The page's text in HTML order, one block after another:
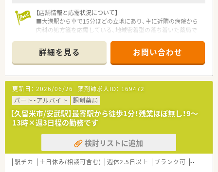
【店舗情報と応需状況について】
■大溝駅から車で15分ほどの立地にあり、主に近隣の病院から
内科の処方箋を応需している、地域密着型の落ち着いた薬局で
■1日あたりの処方箋枚数は少なめの為、患者様一人ひとりと丁
寧に向き合える環境が整っています。
■現在は薬剤師1名体制で運営しており、地域の方々が処方箋の
有無に関わらず気軽に健康相談に立ち寄れる場所を目指してお
ります。
【法人特徴について】
■ホールディングス傘下として、調剤薬局の展開だけでなく在宅
医療や介護福祉事業など、多岐にわたる事業で地域生活を支えて
います。
■2025年11月の経営統合により体制強化を図っており、今後は
福岡県内を中心に10店舗から13店舗までの拡大を計画していま
す。
■患者様に信頼され親しまれる「かかりつけ薬局」を第一に掲
詳細を見る お問い合わせ
更新日： 2026/06/26 薬剤師求人ID： 169472
パート・アルバイト
調剤薬局
【久留米市/安武駅】最寄駅から徒歩1分！残業ほぼ無し！9～
13時×週3日程の勤務です
検討リストに追加
駅チカ 土日休み(相談可含む) 週休2.5日以上 ブランク可 Ｗワー